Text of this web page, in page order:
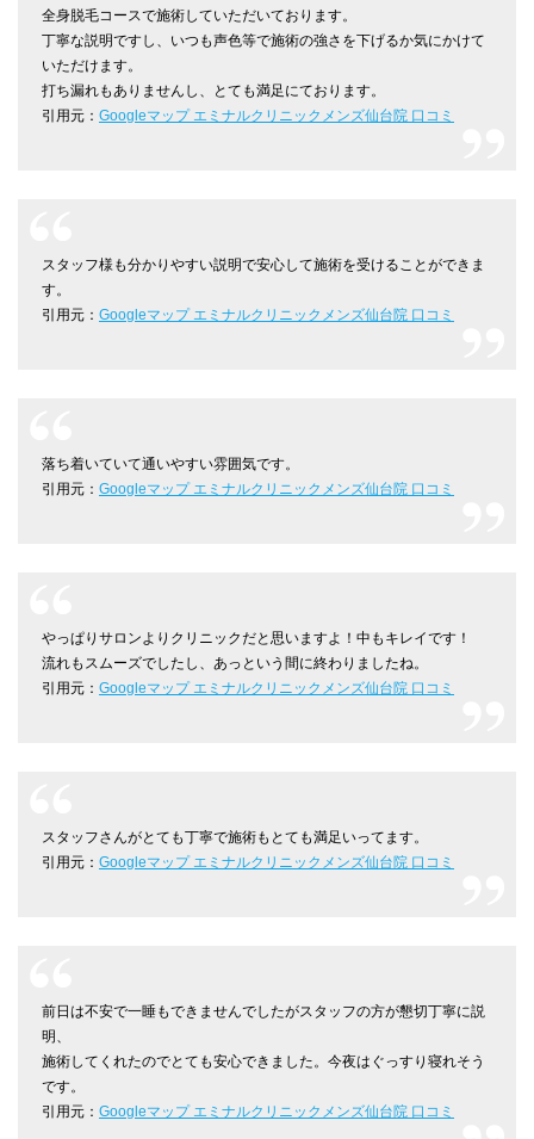
全身脱毛コースで施術していただいております。
丁寧な説明ですし、いつも声色等で施術の強さを下げるか気にかけて
いただけます。
打ち漏れもありませんし、とても満足にております。
引用元： Googleマップ エミナルクリニックメンズ仙台院 口コミ
スタッフ様も分かりやすい説明で安心して施術を受けることができま
す。
引用元： Googleマップ エミナルクリニックメンズ仙台院 口コミ
落ち着いていて通いやすい雰囲気です。
引用元： Googleマップ エミナルクリニックメンズ仙台院 口コミ
やっぱりサロンよりクリニックだと思いますよ！中もキレイです！
流れもスムーズでしたし、あっという間に終わりましたね。
引用元： Googleマップ エミナルクリニックメンズ仙台院 口コミ
スタッフさんがとても丁寧で施術もとても満足いってます。
引用元： Googleマップ エミナルクリニックメンズ仙台院 口コミ
前日は不安で一睡もできませんでしたがスタッフの方が懇切丁寧に説
明、
施術してくれたのでとても安心できました。今夜はぐっすり寝れそう
です。
引用元： Googleマップ エミナルクリニックメンズ仙台院 口コミ